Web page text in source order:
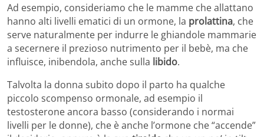
Ad esempio, consideriamo che le mamme che allattano
hanno alti livelli ematici di un ormone, la prolattina, che
serve naturalmente per indurre le ghiandole mammarie
a secernere il prezioso nutrimento per il bebè, ma che
influisce, inibendola, anche sulla libido.
Talvolta la donna subito dopo il parto ha qualche
piccolo scompenso ormonale, ad esempio il
testosterone ancora basso (considerando i normai
livelli per le donne), che è anche l’ormone che “accende”